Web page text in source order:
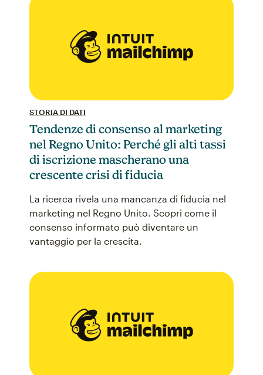
STORIA DI DATI
Tendenze di consenso al marketing
nel Regno Unito: Perché gli alti tassi
di iscrizione mascherano una
crescente crisi di fiducia
La ricerca rivela una mancanza di fiducia nel
marketing nel Regno Unito. Scopri come il
consenso informato può diventare un
vantaggio per la crescita.